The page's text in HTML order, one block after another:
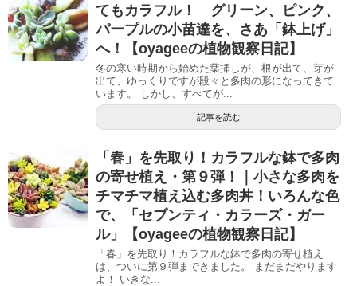
てもカラフル！ グリーン、ピンク、
パープルの小苗達を、さあ「鉢上げ」
へ！【oyageeの植物観察日記】
冬の寒い時期から始めた葉挿しが、根が出て、芽が
出て、ゆっくりですが段々と多肉の形になってきて
います。 しかし、すべてが...
記事を読む
「春」を先取り！カラフルな鉢で多肉
の寄せ植え・第９弾！｜小さな多肉を
チマチマ植え込む多肉丼！いろんな色
で、「セブンティ・カラーズ・ガー
ル」【oyageeの植物観察日記】
「春」を先取り！カラフルな鉢で多肉の寄せ植え
は、ついに第９弾まできました。 まだまだやります
よ！ いきな...